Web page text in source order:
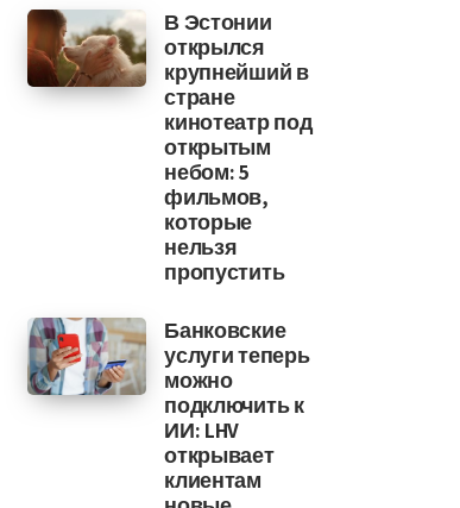
В Эстонии
открылся
крупнейший в
стране
кинотеатр под
открытым
небом: 5
фильмов,
которые
нельзя
пропустить
Банковские
услуги теперь
можно
подключить к
ИИ: LHV
открывает
клиентам